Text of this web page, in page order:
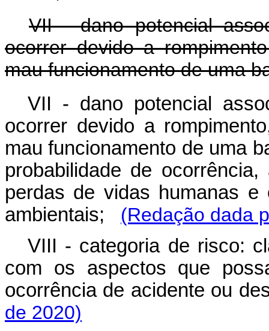
VII - dano potencial
ocorrer devido a
mau funcionamento de uma
VII - dano potencial
ocorrer devido a
mau funcionamento de uma
probabilidade de
perdas de vidas humanas
ambientais; (Redação dada
VIII - categoria de risco:
com os aspectos que
ocorrência de acidente ou
de 2020)